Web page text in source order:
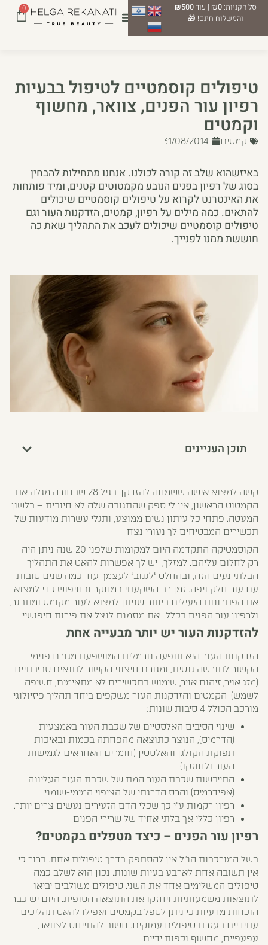
סל הקניות:₪0 | עוד₪500
והמשלוח חינם! 🎁
0
טיפולים קוסמטיים לטיפול בבעיות
רפיון עור הפנים, צוואר, מחשוף
וקמטים
קמטים 31/08/2014
באיזשהוא שלב זה קורה לכולנו. אנחנו מתחילות להבחין
בסוג של רפיון בפנים הנובע מקמטוטים קטנים, ומיד פותחות
את האינטרנט לקרוא על טיפולים קוסמטיים שיכולים
להתאים. כמה מילים על רפיון, קמטים, הזדקנות העור וגם
טיפולים קוסמטיים שיכולים לעכב את התהליך שאת כה
חוששת ממנו לפנייך.
תוכן העניינים
קשה למצוא אישה ששמחה להזדקן. בגיל 28 שבחורה מגלה את
הקמטוט הראשון, אין לי ספק שהתגובה שלה לא חיובית – בלשון
המעטה. פתחי כל עיתון נשים ממוצע, ותגלי עשרות מודעות של
תכשירים המבטיחים לך נעורי נצח.
הקוסמטיקה התקדמה היום למקומות שלפני 20 שנה ניתן היה
רק לחלום עליהם. למזלך, יש לך אפשרות להאט את התהליך
הבלתי נעים הזה, ובהחלט "לגנוב" לעצמך עוד כמה שנים טובות
עם עור חלק ויפה. זמן רב השקעתי במחקר ובחיפוש כדי למצוא
את הפתרונות היעילים ביותר שניתן למצוא לעור מקומט ומתבגר,
ולרפיון עור הפנים בכלל.. את מוזמנת לנצל את פירות חיפושיי.
להזדקנות העור יש יותר מבעייה אחת
הזדקנות העור היא תופעה נורמלית המושפעת מגורם פנימי
הקשור לתורשה גנטית, ומגורם חיצוני הקשור לתנאים סביבתיים
(מזג אויר, זיהום אויר, שימוש בתכשירים לא מתאימים, חשיפה
לשמש). הקמטים והזדקנות העור משקפים ביחד תהליך פיזיולוגי
מורכב הכולל 4 סיבות שונות:
שינוי הסיבים האלסטיים של שכבת העור באמצעית
(הדרמיס), הנוצר כתוצאה מהפחתה בכמות ובאיכות
תפוקת הקולגן והאלסטין (חומרים האחראים לגמישות
העור ולחוזקו).
התייבשות שכבת העור המת של שכבת העור העליונה
(אפידרמיס) והרס הדרגתי של הציפוי המימי-שומני.
רפיון רקמות ע"י כך שכלי הדם הזעירים נעשים צרים יותר.
רפיון כללי אך בלתי אחיד של שרירי הפנים.
רפיון עור הפנים – כיצד מטפלים בקמטים?
בשל המורכבות הנ"ל אין להסתפק בדרך טיפולית אחת. ברור כי
אין תשובה אחת לארבע בעיות שונות. נכון הוא לשלב כמה
טיפולים המשלימים אחד את השני. טיפולים משולבים יביאו
לתוצאות משמעותיות ויחזקו את התוצאה הסופית. היום יש כבר
הוכחות מדעיות כי ניתן לטפל בקמטים ואפילו להאט תהליכים
עתידיים בעזרת טיפולים עמוקים. חשוב להתייחס לצוואר,
עפעפיים, מחשוף וכפות ידיים.